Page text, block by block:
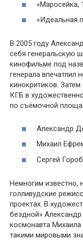
«Маросейка,
«Идеальная
В 2005 году
себя генеральскую
кинофильме под
генерала впечатлил
кинокритиков.
КГБ в
по съёмочной
Александр
Михаил
Сергей
Немногим известно,
голливудские
проектах. В
бездной» Александр
космонавта Михаила
такими мировыми